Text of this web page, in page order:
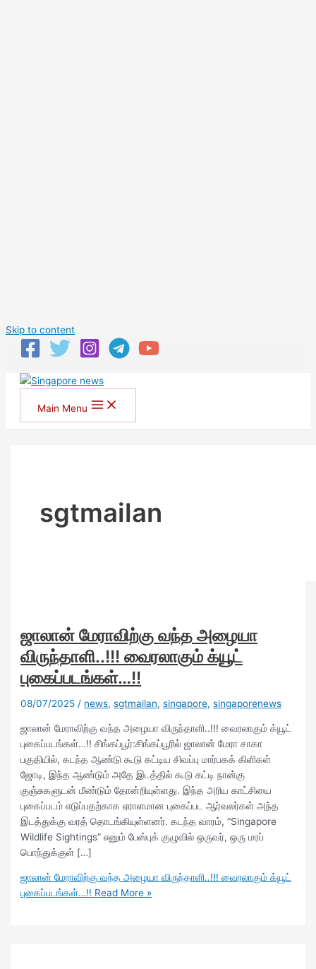
Skip to content
Main Menu
sgtmailan
ஜாலான் மேராவிற்கு வந்த அழையா
விருந்தாளி..!!! வைரலாகும் க்யூட்
புகைப்படங்கள்…!!
08/07/2025 / news,sgtmailan,singapore,singaporenews
ஜாலான் மேராவிற்கு வந்த அழையா விருந்தாளி..!!! வைரலாகும் க்யூட்
புகைப்படங்கள்…!! சிங்கப்பூர்:சிங்கப்பூரில் ஜாலான் மேரா சாகா
பகுதியில், கடந்த ஆண்டு கூடு கட்டிய சிவப்பு மார்பகக் கிளிகள்
ஜோடி, இந்த ஆண்டும் அதே இடத்தில் கூடு கட்டி நான்கு
குஞ்சுகளுடன் மீண்டும் தோன்றியுள்ளது. இந்த அரிய காட்சியை
புகைப்படம் எடுப்பதற்காக ஏராளமான புகைப்பட ஆர்வலர்கள் அந்த
இடத்துக்கு வரத் தொடங்கியுள்ளனர். கடந்த வாரம், “Singapore
Wildlife Sightings” எனும் பேஸ்புக் குழுவில் ஒருவர், ஒரு மரப்
பொந்துக்குள் […]
ஜாலான் மேராவிற்கு வந்த அழையா விருந்தாளி..!!! வைரலாகும் க்யூட்
புகைப்படங்கள்…!! Read More »